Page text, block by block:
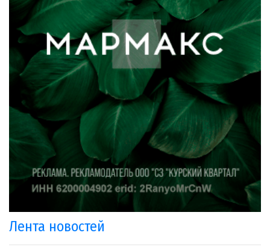
Лента новостей